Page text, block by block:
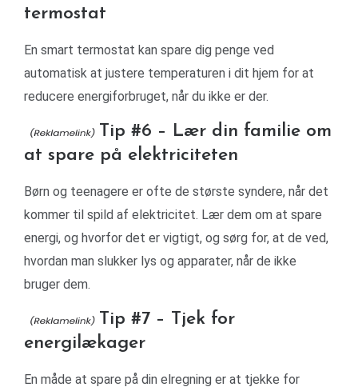
termostat
En smart termostat kan spare dig penge ved
automatisk at justere temperaturen i dit hjem for at
reducere energiforbruget, når du ikke er der.
Tip #6 – Lær din familie om
at spare på elektriciteten
Børn og teenagere er ofte de største syndere, når det
kommer til spild af elektricitet. Lær dem om at spare
energi, og hvorfor det er vigtigt, og sørg for, at de ved,
hvordan man slukker lys og apparater, når de ikke
bruger dem.
Tip #7 – Tjek for
energilækager
En måde at spare på din elregning er at tjekke for